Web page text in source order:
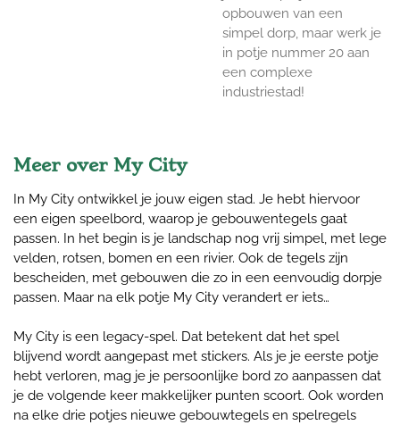
opbouwen van een
simpel dorp, maar werk je
in potje nummer 20 aan
een complexe
industriestad!
Meer over My City
In My City ontwikkel je jouw eigen stad. Je hebt hiervoor
een eigen speelbord, waarop je gebouwentegels gaat
passen. In het begin is je landschap nog vrij simpel, met lege
velden, rotsen, bomen en een rivier. Ook de tegels zijn
bescheiden, met gebouwen die zo in een eenvoudig dorpje
passen. Maar na elk potje My City verandert er iets…
My City is een legacy-spel. Dat betekent dat het spel
blijvend wordt aangepast met stickers. Als je je eerste potje
hebt verloren, mag je je persoonlijke bord zo aanpassen dat
je de volgende keer makkelijker punten scoort. Ook worden
na elke drie potjes nieuwe gebouwtegels en spelregels